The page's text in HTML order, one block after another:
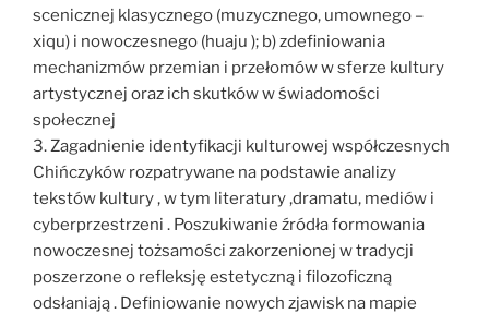
scenicznej klasycznego (muzycznego, umownego –
xiqu) i nowoczesnego (huaju ); b) zdefiniowania
mechanizmów przemian i przełomów w sferze kultury
artystycznej oraz ich skutków w świadomości
społecznej
3. Zagadnienie identyfikacji kulturowej współczesnych
Chińczyków rozpatrywane na podstawie analizy
tekstów kultury , w tym literatury ,dramatu, mediów i
cyberprzestrzeni . Poszukiwanie źródła formowania
nowoczesnej tożsamości zakorzenionej w tradycji
poszerzone o refleksję estetyczną i filozoficzną
odsłaniają . Definiowanie nowych zjawisk na mapie